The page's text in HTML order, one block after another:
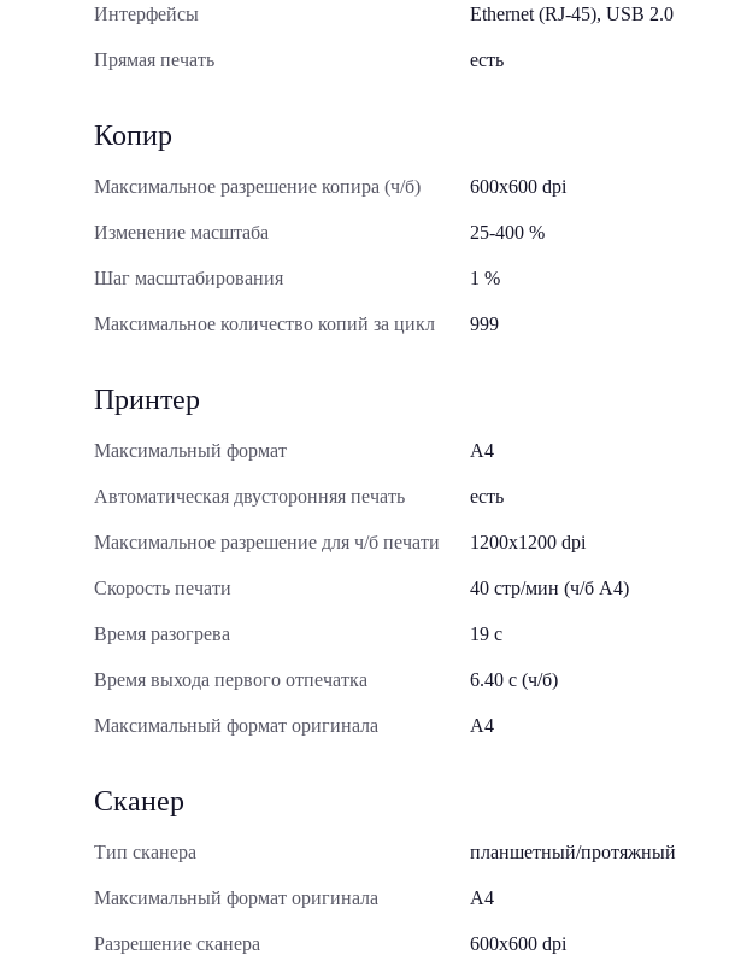
Интерфейсы Ethernet (RJ-45), USB 2.0
Прямая печать есть
Копир
Максимальное разрешение копира (ч/б) 600x600 dpi
Изменение масштаба 25-400 %
Шаг масштабирования 1 %
Максимальное количество копий за цикл 999
Принтер
Максимальный формат A4
Автоматическая двусторонняя печать есть
Максимальное разрешение для ч/б печати 1200x1200 dpi
Скорость печати 40 стр/мин (ч/б А4)
Время разогрева 19 с
Время выхода первого отпечатка 6.40 c (ч/б)
Максимальный формат оригинала A4
Сканер
Тип сканера планшетный/протяжный
Максимальный формат оригинала A4
Разрешение сканера 600x600 dpi